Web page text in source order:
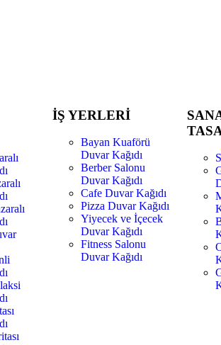
İŞ YERLERİ
Bayan Kuaförü
Duvar Kağıdı
Berber Salonu
Duvar Kağıdı
Cafe Duvar Kağıdı
Pizza Duvar Kağıdı
Yiyecek ve İçecek
Duvar Kağıdı
Fitness Salonu
Duvar Kağıdı